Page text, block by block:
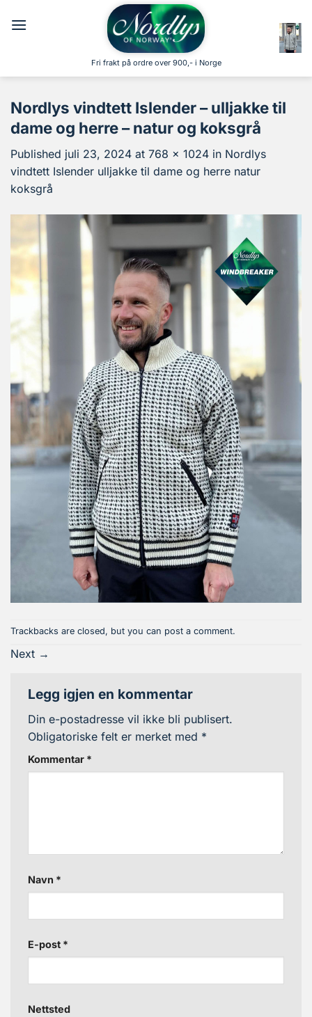
Fri frakt på ordre over 900,- i Norge
Nordlys vindtett Islender – ulljakke til
dame og herre – natur og koksgrå
Published juli 23, 2024 at 768 × 1024 in Nordlys
vindtett Islender ulljakke til dame og herre natur
koksgrå
Trackbacks are closed, but you can post a comment.
Next →
Legg igjen en kommentar
Din e-postadresse vil ikke bli publisert.
Obligatoriske felt er merket med *
Kommentar *
Navn *
E-post *
Nettsted